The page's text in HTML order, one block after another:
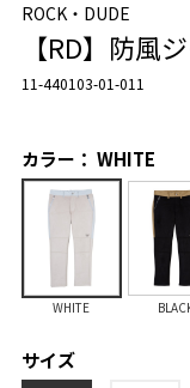
ROCK・DUDE
【RD】防風
11-440103-01-011
カラー： WHITE
WHITE
サイズ